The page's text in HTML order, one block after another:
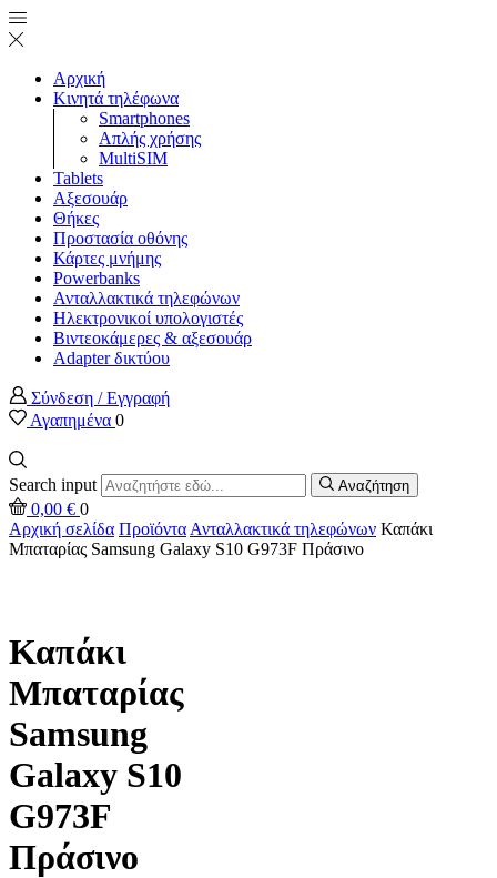
Αρχική
Κινητά τηλέφωνα
Smartphones
Απλής χρήσης
MultiSIM
Tablets
Αξεσουάρ
Θήκες
Προστασία οθόνης
Κάρτες μνήμης
Powerbanks
Ανταλλακτικά τηλεφώνων
Ηλεκτρονικοί υπολογιστές
Βιντεοκάμερες & αξεσουάρ
Adapter δικτύου
Σύνδεση / Εγγραφή
Αγαπημένα 0
Search input Αναζήτηση
0,00 € 0
Αρχική σελίδα Προϊόντα Ανταλλακτικά τηλεφώνων Καπάκι
Μπαταρίας Samsung Galaxy S10 G973F Πράσινο
Καπάκι
Μπαταρίας
Samsung
Galaxy S10
G973F
Πράσινο